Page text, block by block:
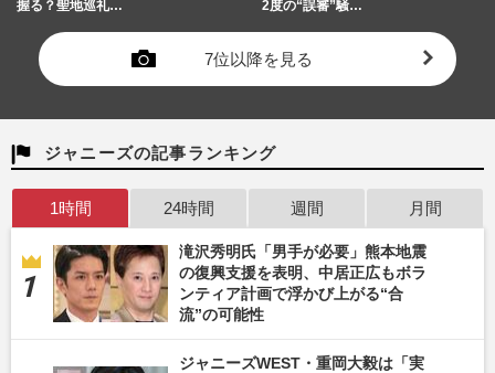
握る？聖地巡礼…
2度の“誤審”騒…
7位以降を見る
ジャニーズの記事ランキング
1時間 24時間 週間 月間
滝沢秀明氏「男手が必要」熊本地震
の復興支援を表明、中居正広もボラ
ンティア計画で浮かび上がる“合
流”の可能性
ジャニーズWEST・重岡大毅は「実